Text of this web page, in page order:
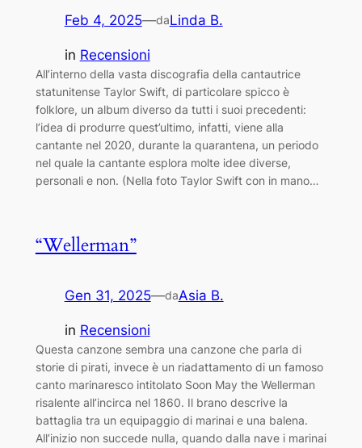
Feb 4, 2025—daLinda B.
in Recensioni
All’interno della vasta discografia della cantautrice
statunitense Taylor Swift, di particolare spicco è
folklore, un album diverso da tutti i suoi precedenti:
l’idea di produrre quest’ultimo, infatti, viene alla
cantante nel 2020, durante la quarantena, un periodo
nel quale la cantante esplora molte idee diverse,
personali e non. (Nella foto Taylor Swift con in mano…
“Wellerman”
Gen 31, 2025—daAsia B.
in Recensioni
Questa canzone sembra una canzone che parla di
storie di pirati, invece è un riadattamento di un famoso
canto marinaresco intitolato Soon May the Wellerman
risalente all’incirca nel 1860. Il brano descrive la
battaglia tra un equipaggio di marinai e una balena.
All’inizio non succede nulla, quando dalla nave i marinai